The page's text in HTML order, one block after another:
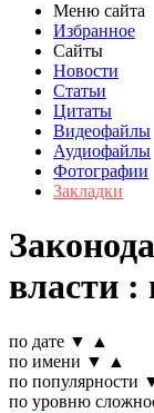
Меню сайта
Избранное
Сайты
Новости
Статьи
Цитаты
Видеофайлы
Аудиофайлы
Фотографии
Закладки
власти :
по дате ▼
▲
по имени ▼
▲
по популярности
по уровню